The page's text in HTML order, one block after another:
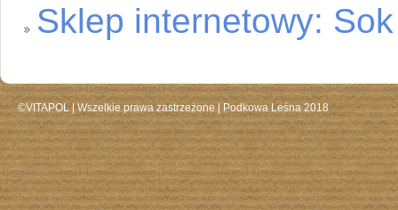
Sklep internetowy:
©VITAPOL |Wszelkie prawa zastrzeżone| Podkowa Leśna 2018